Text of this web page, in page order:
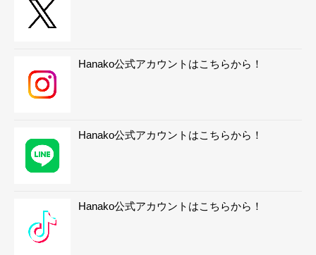
Hanako公式アカウントはこちらから！
Hanako公式アカウントはこちらから！
Hanako公式アカウントはこちらから！